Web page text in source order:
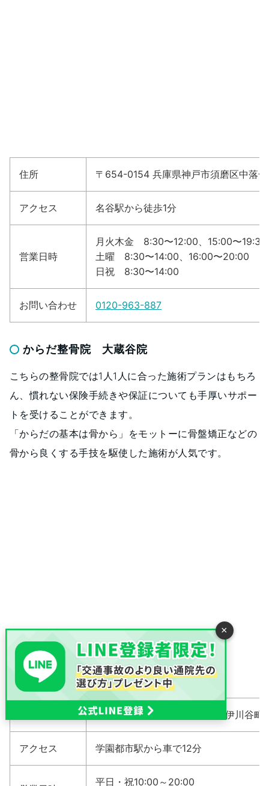
住所 〒654-0154 兵庫県神戸市須磨区中落
アクセス 名谷駅から徒歩1分
営業日時
月火木金 8:30〜12:00、15:00〜19:30
土曜 8:30〜14:00、16:00〜20:00
日祝 8:30〜14:00
お問い合わせ 0120-963-887
からだ整骨院 大蔵谷院
こちらの整骨院では1人1人に合った施術プランはもちろ
ん、慣れない保険手続きや保証についても手厚いサポー
トを受けることができます。
「からだの基本は骨から」をモットーに骨盤矯正などの
骨から良くする手技を駆使した施術が人気です。
〒651-2113 兵庫県神戸市西区伊川谷町
アクセス 学園都市駅から車で12分
平日・祝10:00～20:00
×